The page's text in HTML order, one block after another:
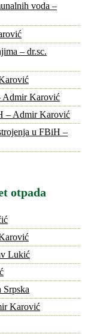
voda –
– dr.sc.
Admir Karović
– Admir Karović
u FBiH –
otpada
Lukić
Karović